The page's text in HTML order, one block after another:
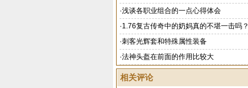
·浅谈各职业组合的一点心得体会
·1.76复古传奇中的奶妈真的不堪一击吗？
·刺客光辉套和特殊属性装备
·法神头盔在前面的作用比较大
相关评论